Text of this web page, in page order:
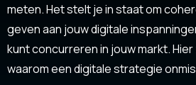
meten. Het stelt je in staat om
geven aan jouw digitale
kunt concurreren in jouw markt.
waarom een digitale strategie